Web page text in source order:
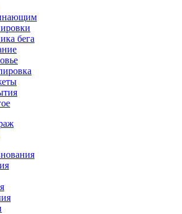
бега